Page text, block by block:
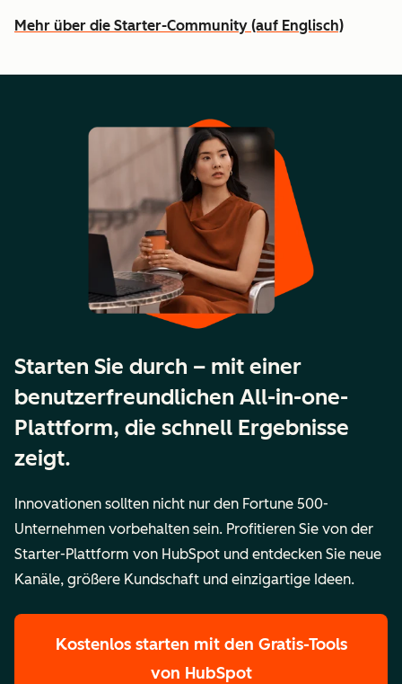
Mehr über die Starter-Community (auf Englisch)
Starten Sie durch – mit einer
benutzerfreundlichen All-in-one-
Plattform, die schnell Ergebnisse
zeigt.
Innovationen sollten nicht nur den Fortune 500-
Unternehmen vorbehalten sein. Profitieren Sie von der
Starter-Plattform von HubSpot und entdecken Sie neue
Kanäle, größere Kundschaft und einzigartige Ideen.
Kostenlos starten mit den Gratis-Tools
von HubSpot